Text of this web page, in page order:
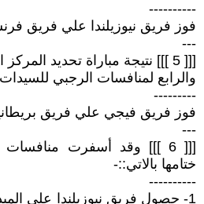
----------
فوز فريق نيوزيلندا علي فريق فرنسا
---
[[[ 5 ]]] نتيجة مباراة تحديد المركز الثالث
والرابع لمنافسات الرجبي
---------
فوز فريق فيجي علي فريق بريطانيا
---
[[[ 6 ]]] وقد أسفرت
ختامها بالاتي::-
----------
1- حصول فريق نيوزيلندا علي